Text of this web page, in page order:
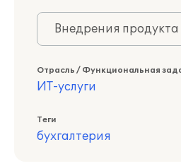
Внедрения
Отрасль / Функциональная
ИТ-услуги
Теги
бухгалтерия